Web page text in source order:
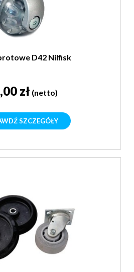
D42 Nilfisk
zł (netto)
SZCZEGÓŁY